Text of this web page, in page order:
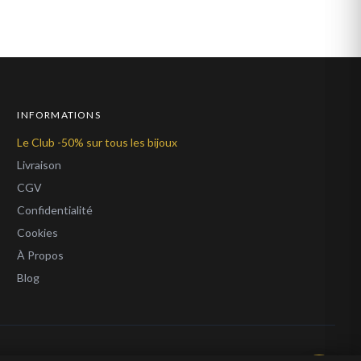
INFORMATIONS
Le Club -50% sur tous les bijoux
Livraison
CGV
Confidentialité
Cookies
À Propos
Blog